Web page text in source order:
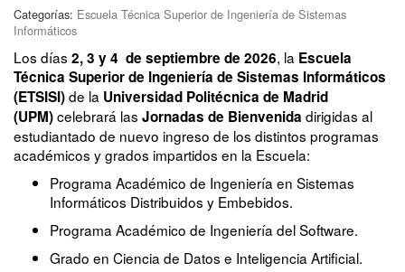
Categorías: Escuela Técnica Superior de Ingeniería de Sistemas
Informáticos
Los días 2, 3 y 4 de septiembre de 2026, la Escuela
Técnica Superior de Ingeniería de Sistemas Informáticos
(ETSISI)de la Universidad Politécnica de Madrid
(UPM)celebrará las Jornadas de Bienvenida dirigidas al
estudiantado de nuevo ingreso de los distintos programas
académicos y grados impartidos en la Escuela:
Programa Académico de Ingeniería en Sistemas
Informáticos Distribuidos y Embebidos.
Programa Académico de Ingeniería del Software.
Grado en Ciencia de Datos e Inteligencia Artificial.